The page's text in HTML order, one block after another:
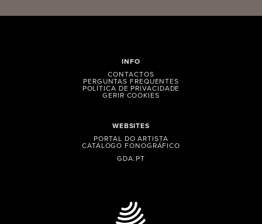
WEBSITES
PORTAL DO ARTISTA
CATÁLOGO FONOGRÁFICO
GDA.PT
INFO
CONTACTOS
PERGUNTAS FREQUENTES
POLÍTICA DE PRIVACIDADE
GERIR COOKIES